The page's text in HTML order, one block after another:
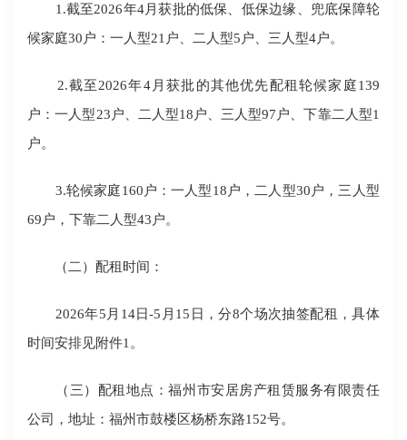
1.截至2026年4月获批的低保、低保边缘、兜底保障轮
候家庭30户：一人型21户、二人型5户、三人型4户。
2.截至2026年4月获批的其他优先配租轮候家庭139
户：一人型23户、二人型18户、三人型97户、下靠二人型1
户。
3.轮候家庭160户：一人型18户，二人型30户，三人型
69户，下靠二人型43户。
（二）配租时间：
2026年5月14日-5月15日，分8个场次抽签配租，具体
时间安排见附件1。
（三）配租地点：福州市安居房产租赁服务有限责任
公司，地址：福州市鼓楼区杨桥东路152号。